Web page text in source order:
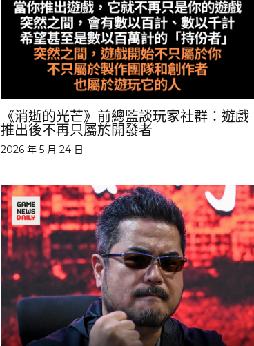
《消逝的光芒》前總監談玩家社群：遊戲
推出後不再只屬於開發者
2026 年 5 月 24 日